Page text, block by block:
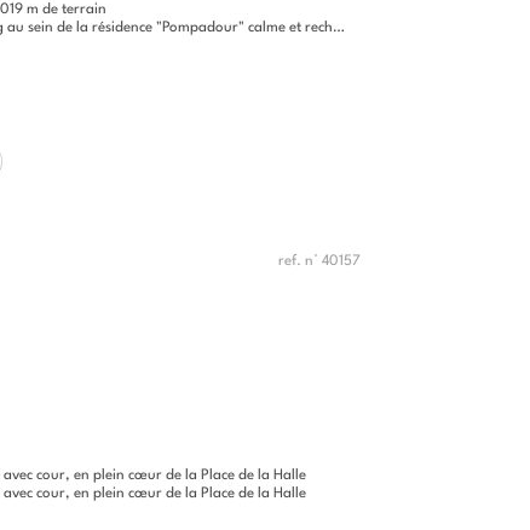
m de terrain
"Pompadour" calme et recherchée, à proximité de Carré...
ref. n° 40157
cour, en plein cœur de la Place de la Halle
cour, en plein cœur de la Place de la Halle